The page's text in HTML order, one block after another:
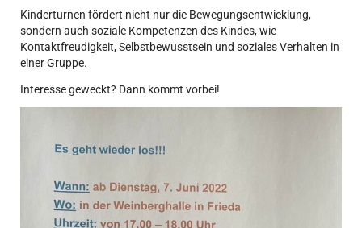
Kinderturnen fördert nicht nur die Bewegungsentwicklung,
sondern auch soziale Kompetenzen des Kindes, wie
Kontaktfreudigkeit, Selbstbewusstsein und soziales Verhalten in
einer Gruppe.
Interesse geweckt? Dann kommt vorbei!